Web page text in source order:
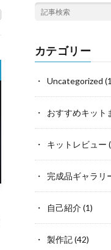
カテゴリー
Uncategorized
おすすめキット
キットレビュー
完成品ギャラリ
自己紹介(1)
製作記(42)